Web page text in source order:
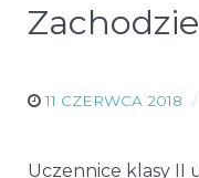
Zachodzie
11 CZERWCA 2018
Uczennice klasy II